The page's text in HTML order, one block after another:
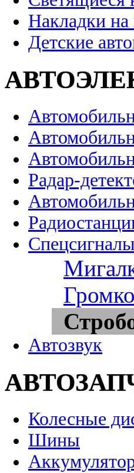
Накладки на
Детские
Радар-
Автозвук
Колесные
Шины